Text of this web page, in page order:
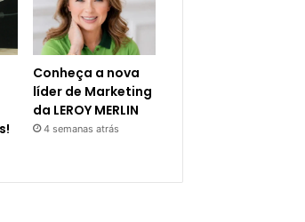
Conheça a nova
líder de Marketing
da LEROY MERLIN
4 semanas atrás